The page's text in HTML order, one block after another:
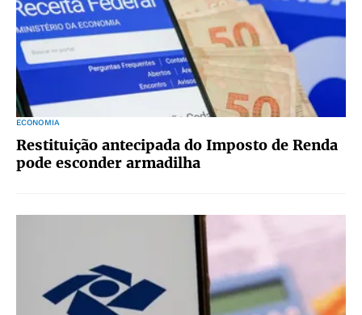
ECONOMIA
Restituição antecipada do Imposto de Renda
pode esconder armadilha